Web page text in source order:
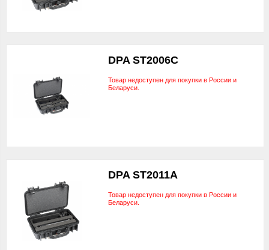
DPA ST2006C
Товар недоступен для покупки в России и
Беларуси.
DPA ST2011A
Товар недоступен для покупки в России и
Беларуси.